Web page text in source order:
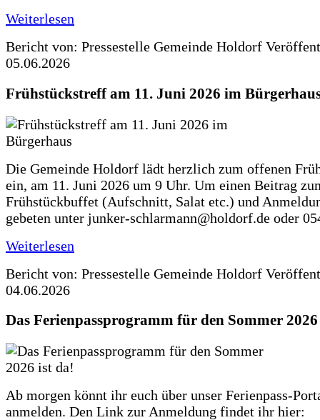
Weiterlesen
Bericht von: Pressestelle Gemeinde Holdorf
05.06.2026
Frühstückstreff am 11. Juni 2026 im
Die Gemeinde Holdorf lädt herzlich zum offenen
ein, am 11. Juni 2026 um 9 Uhr. Um einen Beitrag
Frühstückbuffet (Aufschnitt, Salat etc.) und
gebeten unter junker-schlarmann@holdorf.de oder
Weiterlesen
Bericht von: Pressestelle Gemeinde Holdorf
04.06.2026
Das Ferienpassprogramm für den Sommer
Ab morgen könnt ihr euch über unser Ferienpass-
anmelden. Den Link zur Anmeldung findet ihr hier: